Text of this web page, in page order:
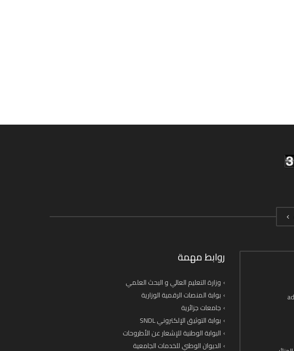
روابط مهمة
وزارة التعليم العالي و البحث العلمي
بوابة المنصات الرقمية الوزارية
جامعات جزائرية
بوابة التوثيق الإلكتروني SNDL
البوابة الوطنية للإشعار عن الأطروحات
الديوان الوطني للخدمات الجامعية